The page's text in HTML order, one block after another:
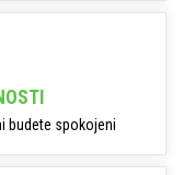
budete spokojeni